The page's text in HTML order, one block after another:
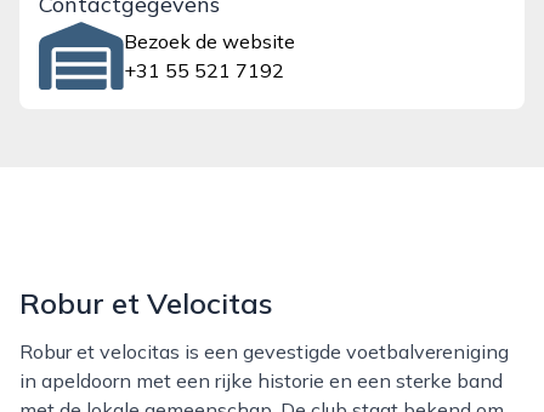
Bezoek de website
+31 55 521 7192
Robur et Velocitas
Robur et velocitas is een gevestigde voetbalvereniging
in apeldoorn met een rijke historie en een sterke band